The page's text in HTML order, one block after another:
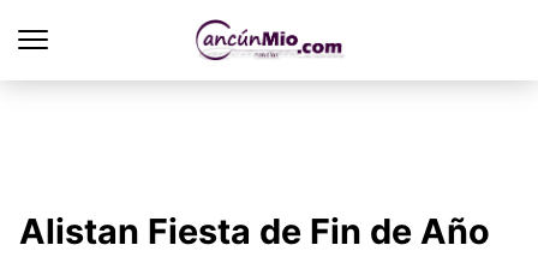
Alistan Fiesta de Fin de Año